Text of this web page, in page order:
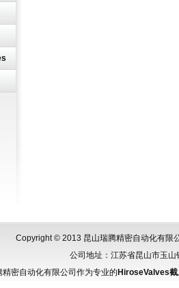
Copyright © 2013 昆山瑞腾精密自动化有限
公司地址：江苏省昆山市玉
精密自动化有限公司作为专业的 HiroseValves